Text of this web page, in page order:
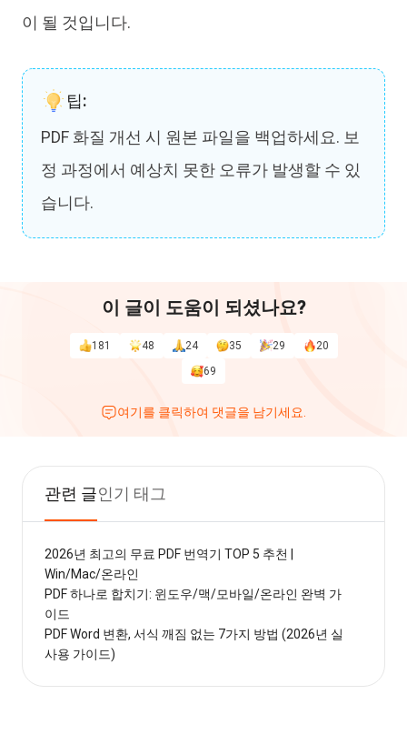
이 될 것입니다.
팁:
PDF 화질 개선 시 원본 파일을 백업하세요. 보
정 과정에서 예상치 못한 오류가 발생할 수 있
습니다.
이 글이 도움이 되셨나요?
181 48 24 35 29
20
69
여기를 클릭하여 댓글을 남기세요.
관련 글인기 태그
2026년 최고의 무료 PDF 번역기 TOP 5 추천 |
Win/Mac/온라인
PDF 하나로 합치기: 윈도우/맥/모바일/온라인 완벽 가
이드
PDF Word 변환, 서식 깨짐 없는 7가지 방법 (2026년 실
사용 가이드)